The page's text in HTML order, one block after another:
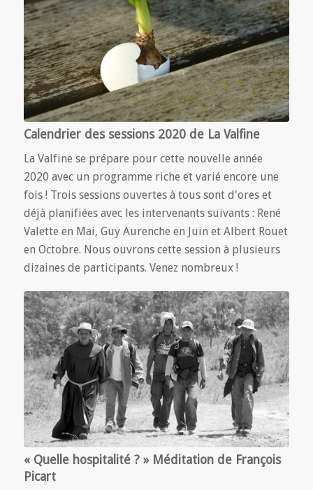
Calendrier des sessions 2020 de La Valfine
La Valfine se prépare pour cette nouvelle année
2020 avec un programme riche et varié encore une
fois ! Trois sessions ouvertes à tous sont d'ores et
déjà planifiées avec les intervenants suivants : René
Valette en Mai, Guy Aurenche en Juin et Albert Rouet
en Octobre. Nous ouvrons cette session à plusieurs
dizaines de participants. Venez nombreux !
« Quelle hospitalité ? » Méditation de François
Picart